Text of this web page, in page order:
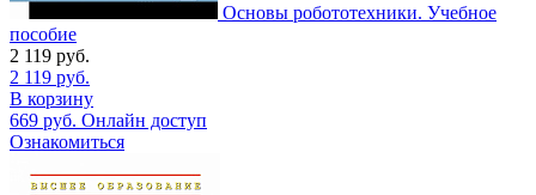
Основы робототехники. Учебное
пособие
2 119 руб.
2 119 руб.
В корзину
669 руб. Онлайн доступ
Ознакомиться